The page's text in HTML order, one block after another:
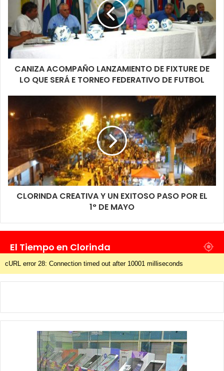
CANIZA ACOMPAÑO LANZAMIENTO DE FIXTURE DE
LO QUE SERÁ E TORNEO FEDERATIVO DE FUTBOL
CLORINDA CREATIVA Y UN EXITOSO PASO POR EL
1° DE MAYO
El Tiempo en Clorinda
cURL error 28: Connection timed out after 10001 milliseconds